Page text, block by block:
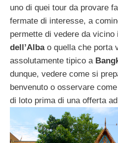
uno di quei tour da provare
fermate di interesse, a
permette di vedere da vicino
dell’Albao quella che porta
assolutamente tipico a
dunque, vedere come si
benvenuto o osservare
di loto prima di una offerta